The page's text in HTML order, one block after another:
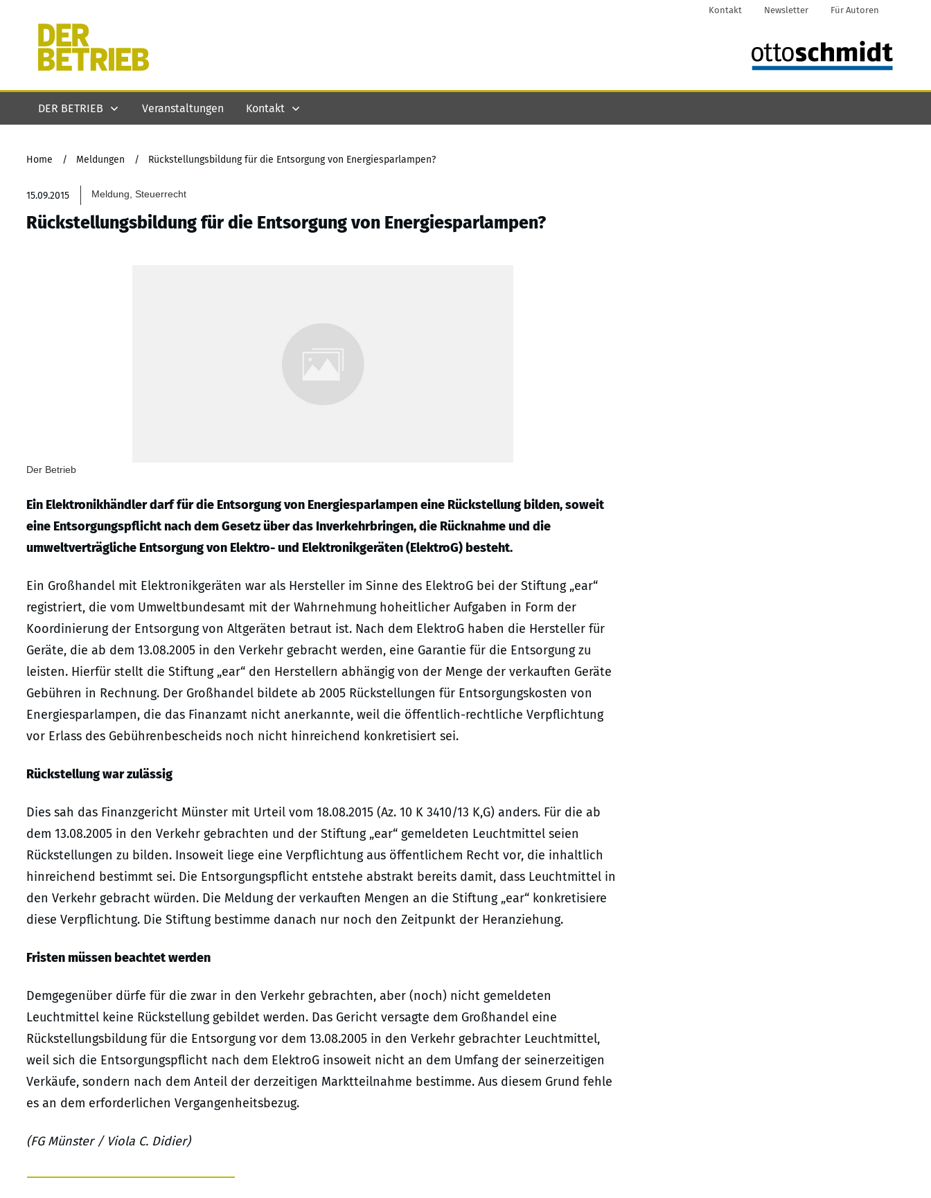
Kontakt Newsletter Für Autoren
DER BETRIEB Veranstaltungen Kontakt
Home / Meldungen / Rückstellungsbildung für die Entsorgung von Energiesparlampen?
15.09.2015 Meldung, Steuerrecht
Rückstellungsbildung für die Entsorgung von Energiesparlampen?
Der Betrieb
Ein Elektronikhändler darf für die Entsorgung von Energiesparlampen eine Rückstellung bilden, soweit
eine Entsorgungspflicht nach dem Gesetz über das Inverkehrbringen, die Rücknahme und die
umweltverträgliche Entsorgung von Elektro- und Elektronikgeräten (ElektroG) besteht.
Ein Großhandel mit Elektronikgeräten war als Hersteller im Sinne des ElektroG bei der Stiftung „ear“
registriert, die vom Umweltbundesamt mit der Wahrnehmung hoheitlicher Aufgaben in Form der
Koordinierung der Entsorgung von Altgeräten betraut ist. Nach dem ElektroG haben die Hersteller für
Geräte, die ab dem 13.08.2005 in den Verkehr gebracht werden, eine Garantie für die Entsorgung zu
leisten. Hierfür stellt die Stiftung „ear“ den Herstellern abhängig von der Menge der verkauften Geräte
Gebühren in Rechnung. Der Großhandel bildete ab 2005 Rückstellungen für Entsorgungskosten von
Energiesparlampen, die das Finanzamt nicht anerkannte, weil die öffentlich-rechtliche Verpflichtung
vor Erlass des Gebührenbescheids noch nicht hinreichend konkretisiert sei.
Rückstellung war zulässig
Dies sah das Finanzgericht Münster mit Urteil vom 18.08.2015 (Az. 10 K 3410/13 K,G) anders. Für die ab
dem 13.08.2005 in den Verkehr gebrachten und der Stiftung „ear“ gemeldeten Leuchtmittel seien
Rückstellungen zu bilden. Insoweit liege eine Verpflichtung aus öffentlichem Recht vor, die inhaltlich
hinreichend bestimmt sei. Die Entsorgungspflicht entstehe abstrakt bereits damit, dass Leuchtmittel in
den Verkehr gebracht würden. Die Meldung der verkauften Mengen an die Stiftung „ear“ konkretisiere
diese Verpflichtung. Die Stiftung bestimme danach nur noch den Zeitpunkt der Heranziehung.
Fristen müssen beachtet werden
Demgegenüber dürfe für die zwar in den Verkehr gebrachten, aber (noch) nicht gemeldeten
Leuchtmittel keine Rückstellung gebildet werden. Das Gericht versagte dem Großhandel eine
Rückstellungsbildung für die Entsorgung vor dem 13.08.2005 in den Verkehr gebrachter Leuchtmittel,
weil sich die Entsorgungspflicht nach dem ElektroG insoweit nicht an dem Umfang der seinerzeitigen
Verkäufe, sondern nach dem Anteil der derzeitigen Marktteilnahme bestimme. Aus diesem Grund fehle
es an dem erforderlichen Vergangenheitsbezug.
(FG Münster / Viola C. Didier)